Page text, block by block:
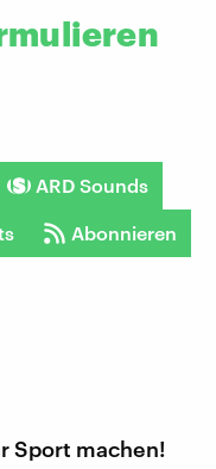
ARD Sounds
Abonnieren
Sport machen!